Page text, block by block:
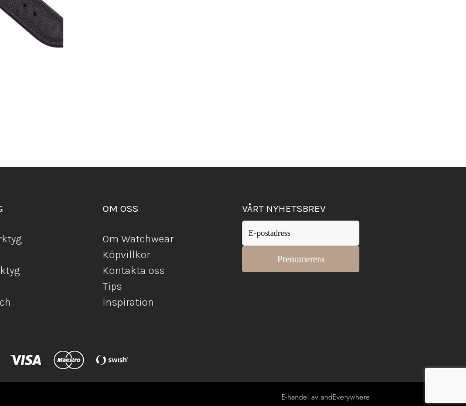
OM OSS
Om Watchwear
Köpvillkor
Kontakta oss
Tips
Inspiration
VÅRT NYHETSBREV
E-handel av andEverywhere